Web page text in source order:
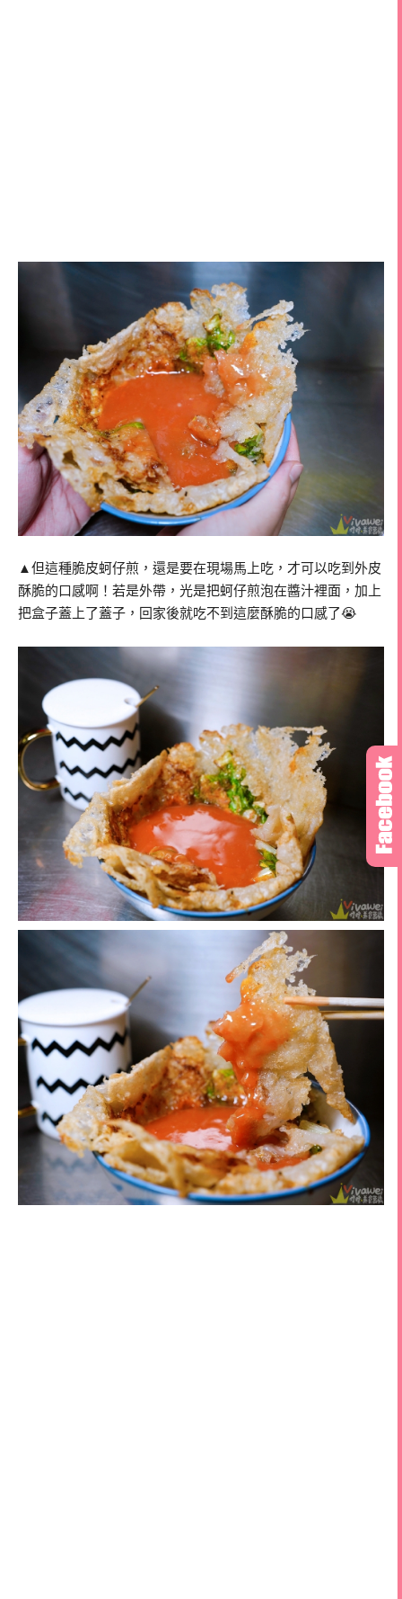
▲但這種脆皮蚵仔煎，還是要在現場馬上吃，才可以吃到外皮
酥脆的口感啊！若是外帶，光是把蚵仔煎泡在醬汁裡面，加上
把盒子蓋上了蓋子，回家後就吃不到這麼酥脆的口感了😭